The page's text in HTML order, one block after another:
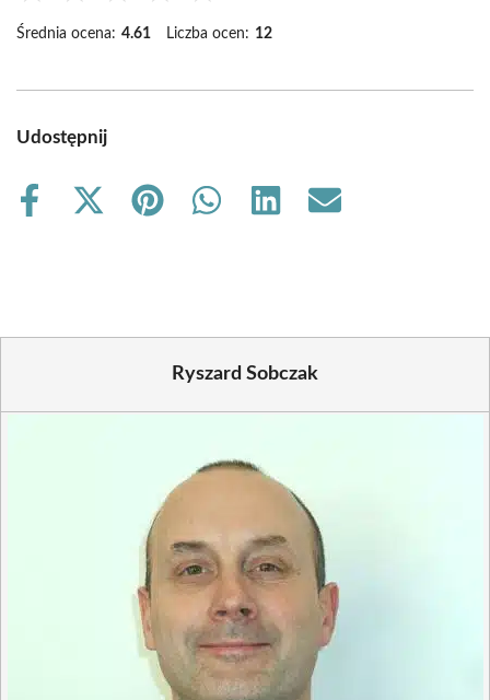
Średnia ocena: 4.61 Liczba ocen: 12
Udostępnij
Share
Share
Share
Share
Share
Share
Ryszard Sobczak